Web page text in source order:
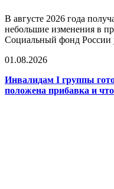
В августе 2026 года
небольшие изменения в
Социальный фонд России
01.08.2026
Инвалидам I группы
положена прибавка и